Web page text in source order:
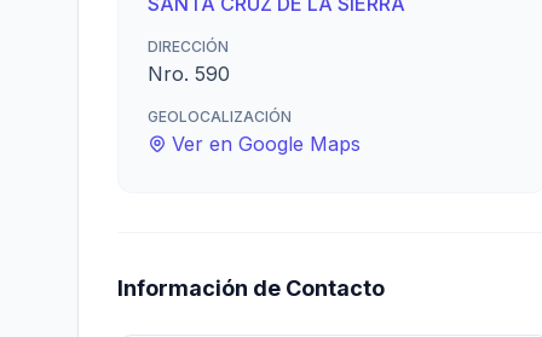
DIRECCIÓN
Nro. 590
GEOLOCALIZACIÓN
Ver en Google Maps
Información de Contacto